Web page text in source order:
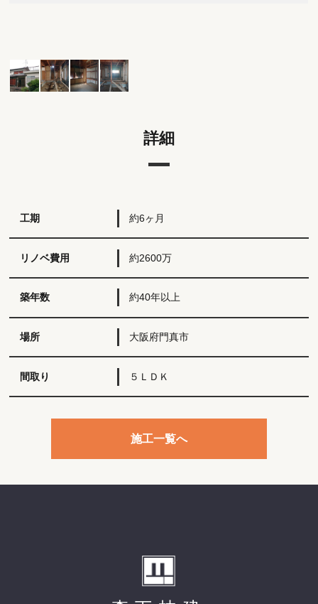
詳細
工期 約6ヶ月
リノベ費用 約2600万
築年数 約40年以上
場所 大阪府門真市
間取り ５ＬＤＫ
施工一覧へ